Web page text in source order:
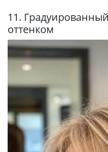
11.
оттенком